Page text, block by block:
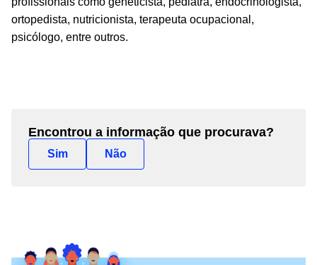
ortopedista, nutricionista, terapeuta ocupacional,
psicólogo, entre outros.
Encontrou a informação que procurava?
Sim Não